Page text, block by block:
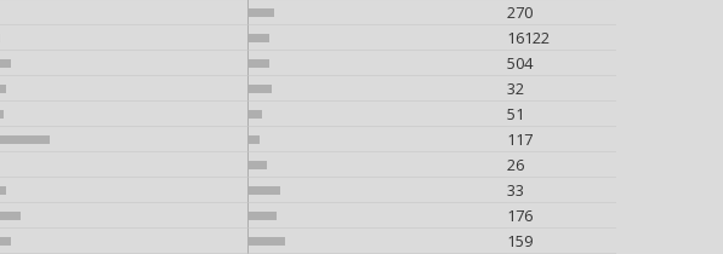
270
16122
504
32
51
117
26
33
176
159